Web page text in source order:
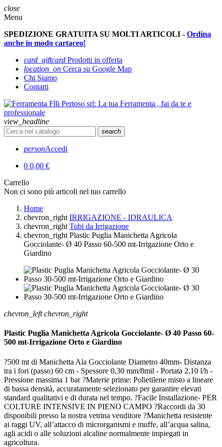
close
Menu
SPEDIZIONE GRATUITA SU MOLTI ARTICOLI - Ordina
anche in modo cartaceo!
card_giftcard Prodotti in offerta
location_on Cerca su Google Map
Chi Siamo
Contatti
view_headline
search
personAccedi
0 0,00 €
Carrello
Non ci sono più articoli nel tuo carrello
Home
chevron_right IRRIGAZIONE - IDRAULICA
chevron_right Tubi da Irrigazione
chevron_right Plastic Puglia Manichetta Agricola
Gocciolante- Ø 40 Passo 60-500 mt-Irrigazione Orto e
Giardino
chevron_left chevron_right
Plastic Puglia Manichetta Agricola Gocciolante- Ø 40 Passo 60-
500 mt-Irrigazione Orto e Giardino
?500 mt di Manichetta Ala Gocciolante Diametro 40mm- Distanza
tra i fori (passo) 60 cm - Spessore 0,30 mm/8mil - Portata 2,10 l/h -
Pressione massima 1 bar ?Materie prime: Polietilene misto a lineare
di bassa densità, accuratamente selezionato per garantire elevati
standard qualitativi e di durata nel tempo. ?Facile Installazione- PER
COLTURE INTENSIVE IN PIENO CAMPO ?Raccordi da 30
disponibili presso la nostra vetrina venditore ?Manichetta resistente
ai raggi UV, all’attacco di microrganismi e muffe, all’acqua salina,
agli acidi o alle soluzioni alcaline normalmente impiegati in
agricoltura.